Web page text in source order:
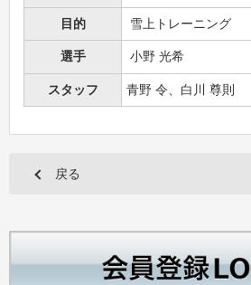
目的 雪上トレーニング
選手 小野 光希
スタッフ 青野 令、白川 尊則
戻る